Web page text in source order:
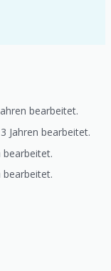
bearbeitet.
Jahren bearbeitet.
bearbeitet.
bearbeitet.